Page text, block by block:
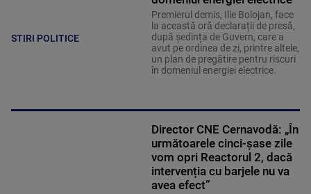
STIRI POLITICE
Premierul demis, Ilie Bolojan, face
la această oră declarații de presă,
după ședința de Guvern, care a
avut pe ordinea de zi, printre altele,
un plan de pregătire pentru riscuri
în domeniul energiei electrice.
Director CNE Cernavodă: „În
următoarele cinci-șase zile
vom opri Reactorul 2, dacă
intervenția cu barjele nu va
avea efect”